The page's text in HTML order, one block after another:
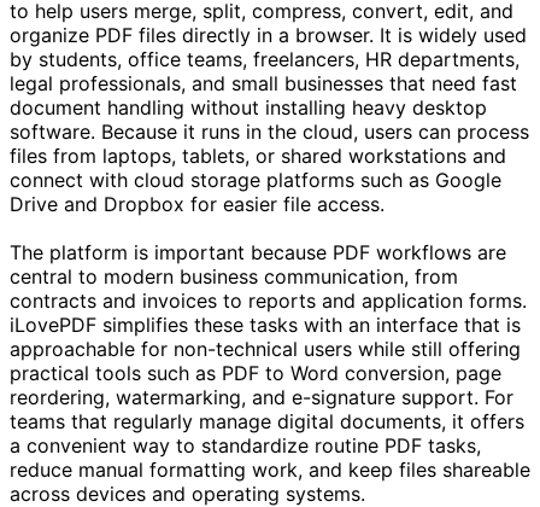
to help users merge, split, compress, convert, edit, and
organize PDF files directly in a browser. It is widely used
by students, office teams, freelancers, HR departments,
legal professionals, and small businesses that need fast
document handling without installing heavy desktop
software. Because it runs in the cloud, users can process
files from laptops, tablets, or shared workstations and
connect with cloud storage platforms such as Google
Drive and Dropbox for easier file access.
The platform is important because PDF workflows are
central to modern business communication, from
contracts and invoices to reports and application forms.
iLovePDF simplifies these tasks with an interface that is
approachable for non-technical users while still offering
practical tools such as PDF to Word conversion, page
reordering, watermarking, and e-signature support. For
teams that regularly manage digital documents, it offers
a convenient way to standardize routine PDF tasks,
reduce manual formatting work, and keep files shareable
across devices and operating systems.